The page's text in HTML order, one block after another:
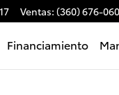
Ventas: (360) 676-
Financiamiento